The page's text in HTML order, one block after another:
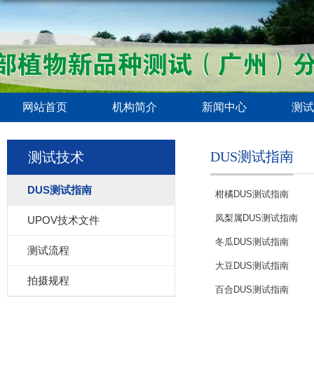
网站首页 机构简介 新闻中心 测
测试技术
DUS测试指南
UPOV技术文件
测试流程
拍摄规程
DUS测试指南
柑橘DUS测试指南
凤梨属DUS测试指南
冬瓜DUS测试指南
大豆DUS测试指南
百合DUS测试指南